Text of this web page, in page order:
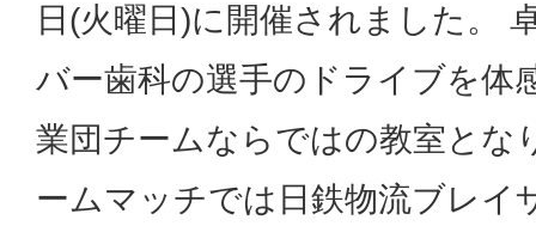
日(火曜日)に開催されました。
バー歯科の選手のドライブを体
業団チームならではの教室とな
ームマッチでは日鉄物流ブレイ